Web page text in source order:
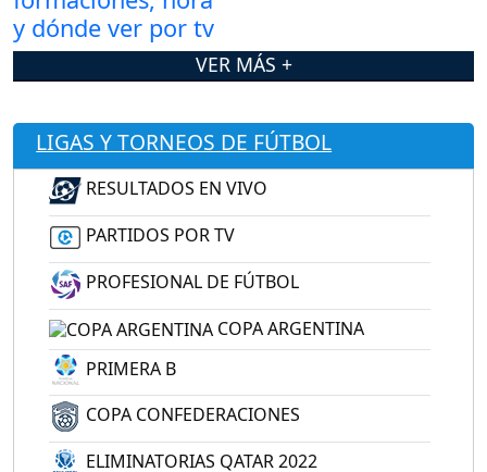
VER MÁS +
LIGAS Y TORNEOS DE FÚTBOL
RESULTADOS EN VIVO
PARTIDOS POR TV
PROFESIONAL DE FÚTBOL
COPA ARGENTINA
PRIMERA B
COPA CONFEDERACIONES
ELIMINATORIAS QATAR 2022